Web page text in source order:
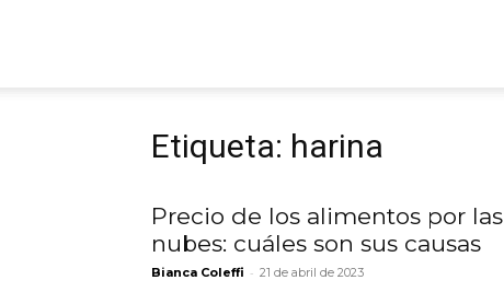
Etiqueta: harina
Precio de los alimentos por las
nubes: cuáles son sus causas
Bianca Coleffi - 21 de abril de 2023